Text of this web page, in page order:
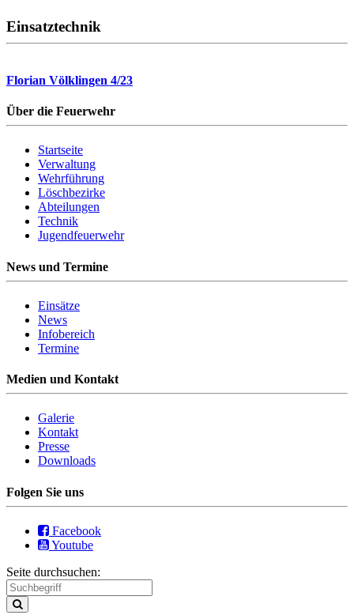
Einsatztechnik
Florian Völklingen 4/23
Über die Feuerwehr
Startseite
Verwaltung
Wehrführung
Löschbezirke
Abteilungen
Technik
Jugendfeuerwehr
News und Termine
Einsätze
News
Infobereich
Termine
Medien und Kontakt
Galerie
Kontakt
Presse
Downloads
Folgen Sie uns
Facebook
Youtube
Seite durchsuchen: